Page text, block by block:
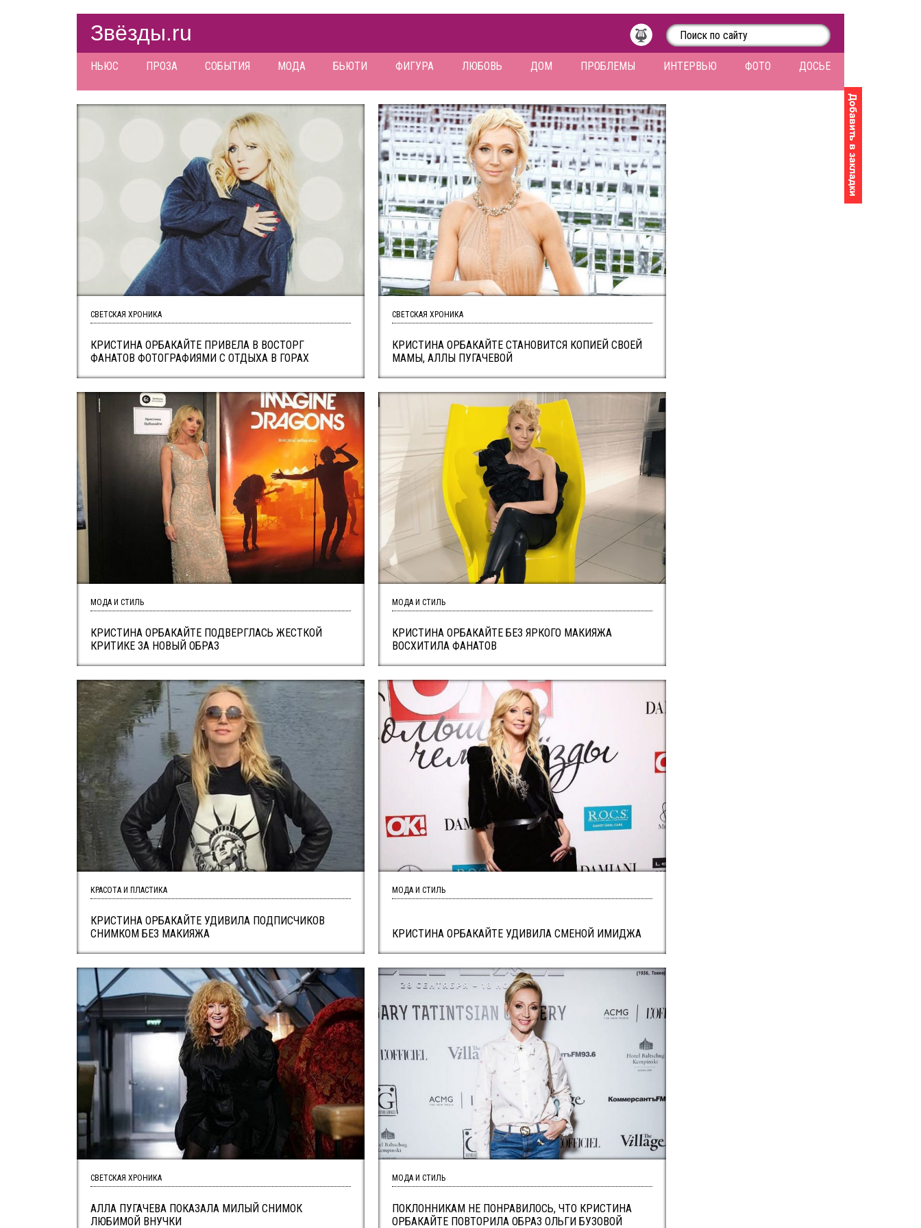
Звёзды.ru
НЬЮС ПРОЗА СОБЫТИЯ МОДА БЬЮТИ ФИГУРА ЛЮБОВЬ ДОМ ПРОБЛЕМЫ ИНТЕРВЬЮ ФОТО ДОСЬЕ
КРИСТИНА ОРБАКАЙТЕ ПРИВЕЛА В ВОСТОРГ
ФАНАТОВ ФОТОГРАФИЯМИ С ОТДЫХА В ГОРАХ
СВЕТСКАЯ ХРОНИКА
КРИСТИНА ОРБАКАЙТЕ СТАНОВИТСЯ КОПИЕЙ СВОЕЙ
МАМЫ, АЛЛЫ ПУГАЧЕВОЙ
СВЕТСКАЯ ХРОНИКА
КРИСТИНА ОРБАКАЙТЕ ПОДВЕРГЛАСЬ ЖЕСТКОЙ
КРИТИКЕ ЗА НОВЫЙ ОБРАЗ
МОДА И СТИЛЬ
КРИСТИНА ОРБАКАЙТЕ БЕЗ ЯРКОГО МАКИЯЖА
ВОСХИТИЛА ФАНАТОВ
МОДА И СТИЛЬ
КРИСТИНА ОРБАКАЙТЕ УДИВИЛА ПОДПИСЧИКОВ
СНИМКОМ БЕЗ МАКИЯЖА
КРАСОТА И ПЛАСТИКА
КРИСТИНА ОРБАКАЙТЕ УДИВИЛА СМЕНОЙ ИМИДЖА
МОДА И СТИЛЬ
АЛЛА ПУГАЧЕВА ПОКАЗАЛА МИЛЫЙ СНИМОК
ЛЮБИМОЙ ВНУЧКИ
СВЕТСКАЯ ХРОНИКА
ПОКЛОННИКАМ НЕ ПОНРАВИЛОСЬ, ЧТО КРИСТИНА
ОРБАКАЙТЕ ПОВТОРИЛА ОБРАЗ ОЛЬГИ БУЗОВОЙ
МОДА И СТИЛЬ